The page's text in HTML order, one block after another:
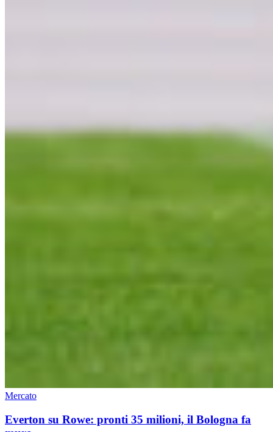
Mercato
Everton su Rowe: pronti 35 milioni, il Bologna fa